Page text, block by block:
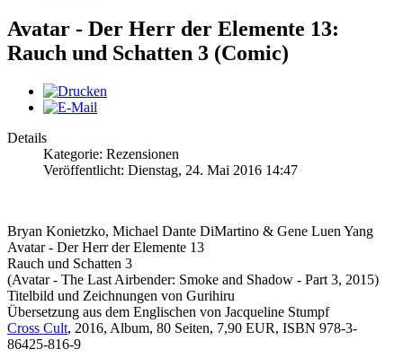
Avatar - Der Herr der Elemente 13:
Rauch und Schatten 3 (Comic)
Details
Kategorie: Rezensionen
Veröffentlicht: Dienstag, 24. Mai 2016 14:47
Bryan Konietzko, Michael Dante DiMartino & Gene Luen Yang
Avatar - Der Herr der Elemente 13
Rauch und Schatten 3
(Avatar - The Last Airbender: Smoke and Shadow - Part 3, 2015)
Titelbild und Zeichnungen von Gurihiru
Übersetzung aus dem Englischen von Jacqueline Stumpf
Cross Cult, 2016, Album, 80 Seiten, 7,90 EUR, ISBN 978-3-
86425-816-9